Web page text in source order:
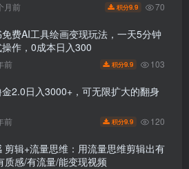
月前 积分9.9 70
费AI工具绘画变现玩法，一天5分钟
作，0成本日入300
前 积分9.9 103
2.0日入3000+，可无限扩大的翻身
前 积分9.9 120
剪辑+流量思维：用流量思维剪辑出有
质感/有流量/能变现视频